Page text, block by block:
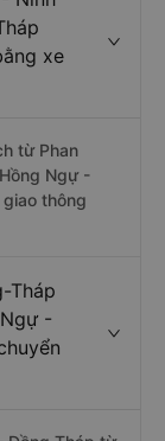
xe
từ Phan
Ngự -
thông
Tháp
-